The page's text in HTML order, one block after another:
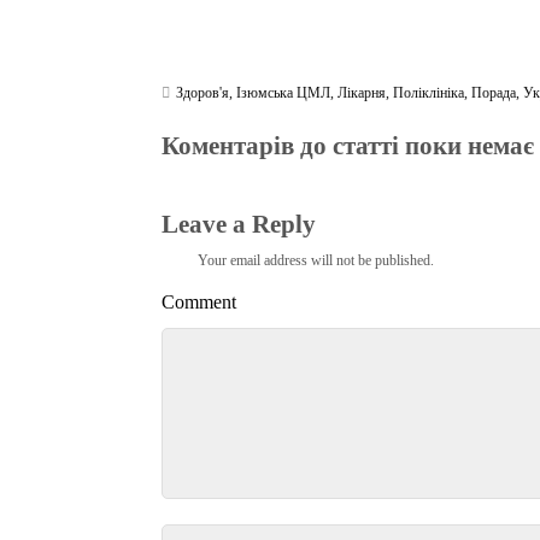
Здоров'я,Ізюмська ЦМЛ,Лікарня,Поліклініка,Порада,
Коментарів до статті поки немає
Leave a Reply
Your email address will not be published.
Comment